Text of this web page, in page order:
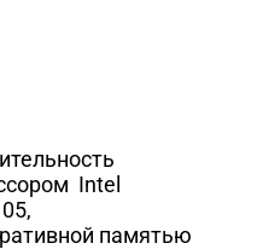
Intel
памятью